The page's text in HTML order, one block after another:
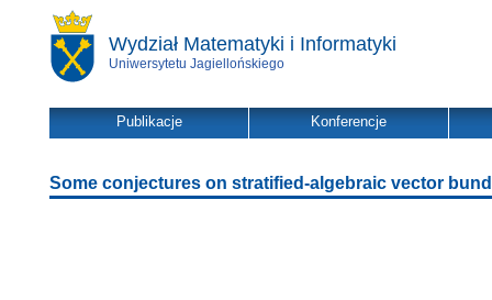
Wydział Matematyki i Informatyki
Uniwersytetu Jagiellońskiego
Publikacje Konferencje
Some conjectures on stratified-algebraic vector